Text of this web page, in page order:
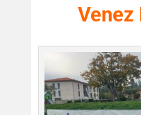
Venez